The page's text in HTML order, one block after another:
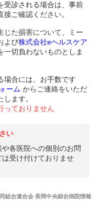
受診される場合は、事前
ご確認ください。
じた損害について、ミー
よび株式会社eヘルスケア
一切負わないものとしま
場合には、お手数です
ーム からご連絡をいただ
ます。
っておりません
い
各医院への個別のお問
受け付けておりませ
組合連合会 長岡中央綜合病院情報